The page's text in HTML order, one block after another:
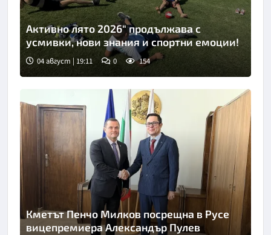
Активно лято 2026“ продължава с
усмивки, нови знания и спортни емоции!
04 август | 19:11 0 154
Кметът Пенчо Милков посрещна в Русе
вицепремиера Александър Пулев